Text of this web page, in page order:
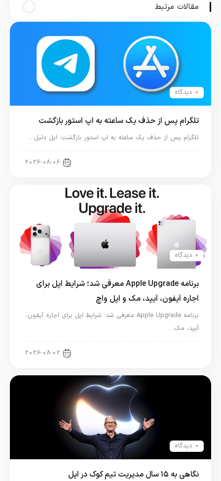
مقالات مرتبط
0 دیدگاه
تلگرام پس از حذف یک ساعته به اپ استور بازگشت
تلگرام پس از حذف یک ساعته به اپ استور بازگشت؛ اپل دلیل…
2026-08-06
0 دیدگاه
برنامه Apple Upgrade معرفی شد؛ شرایط اپل برای
اجاره آیفون، آیپد، مک و اپل واچ
برنامه Apple Upgrade معرفی شد؛ شرایط اپل برای اجاره آیفون،
آیپد، مک…
2026-08-02
0 دیدگاه
نگاهی به ۱۵ سال مدیریت تیم کوک در اپل